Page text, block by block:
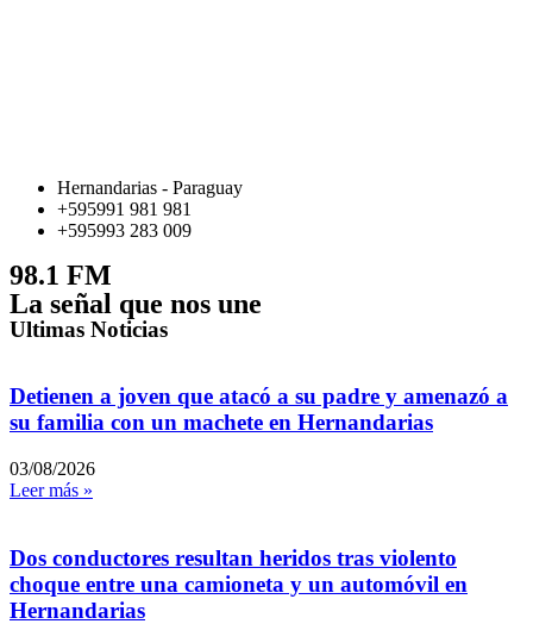
Hernandarias - Paraguay
+595991 981 981
+595993 283 009
98.1 FM
La señal que nos une
Ultimas Noticias
Detienen a joven que atacó a su padre y amenazó a
su familia con un machete en Hernandarias
03/08/2026
Leer más »
Dos conductores resultan heridos tras violento
choque entre una camioneta y un automóvil en
Hernandarias